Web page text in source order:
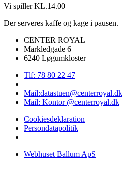
Vi spiller KL.14.00
Der serveres kaffe og kage i pausen.
CENTER ROYAL
Markledgade 6
6240 Løgumkloster
Tlf: 78 80 22 47
Mail:datastuen@centerroyal.dk
Mail: Kontor @centerroyal.dk
Cookiesdeklaration
Persondatapolitik
Webhuset Ballum ApS